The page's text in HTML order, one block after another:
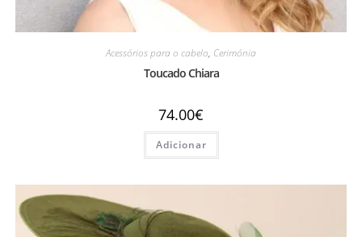
Acessórios para o cabelo, Cerimónia
Toucado Chiara
74.00€
Adicionar